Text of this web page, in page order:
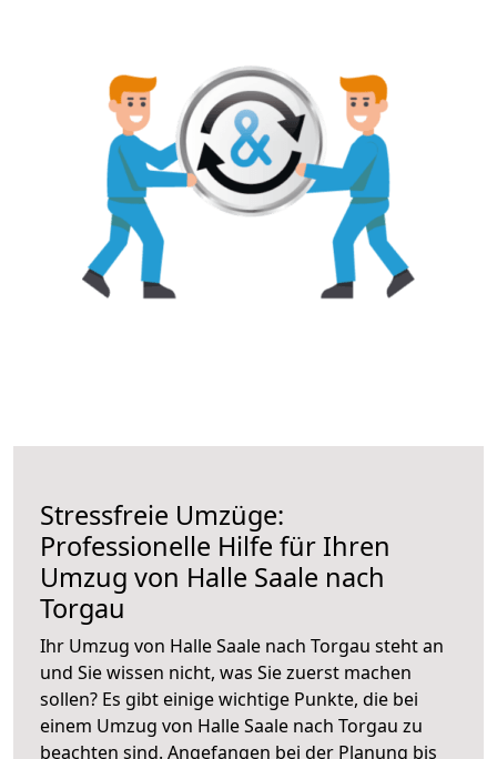
Stressfreie Umzüge:
Professionelle Hilfe für Ihren
Umzug von Halle Saale nach
Torgau
Ihr Umzug von Halle Saale nach Torgau steht an
und Sie wissen nicht, was Sie zuerst machen
sollen? Es gibt einige wichtige Punkte, die bei
einem Umzug von Halle Saale nach Torgau zu
beachten sind. Angefangen bei der Planung bis